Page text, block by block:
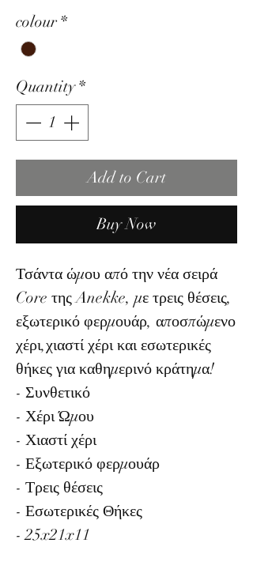
colour *
Quantity *
Add to Cart
Buy Now
Τσάντα ώμου από την νέα σειρά
Core της Anekke, με τρεις θέσεις,
εξωτερικό φερμουάρ, αποσπώμενο
χέρι,χιαστί χέρι και εσωτερικές
θήκες για καθημερινό κράτημα!
- Συνθετικό
- Χέρι Ώμου
- Χιαστί χέρι
- Εξωτερικό φερμουάρ
- Τρεις θέσεις
- Εσωτερικές Θήκες
- 25x21x11